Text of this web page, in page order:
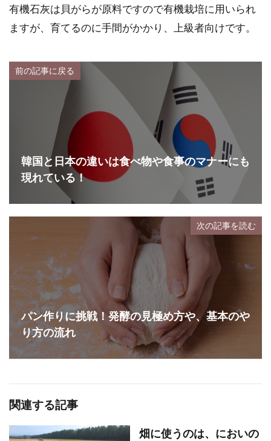
有機石灰は貝がらが原料ですので有機栽培に用いられ
ますが、育てるのに手間がかかり、上級者向けです。
前の記事に戻る
韓国と日本の違いは食べ物や食事のマナーにも
現れている！
次の記事を読む
パン作りに挑戦！発酵の見極め方や、基本のや
り方の流れ
関連する記事
畑に使うのは、においの